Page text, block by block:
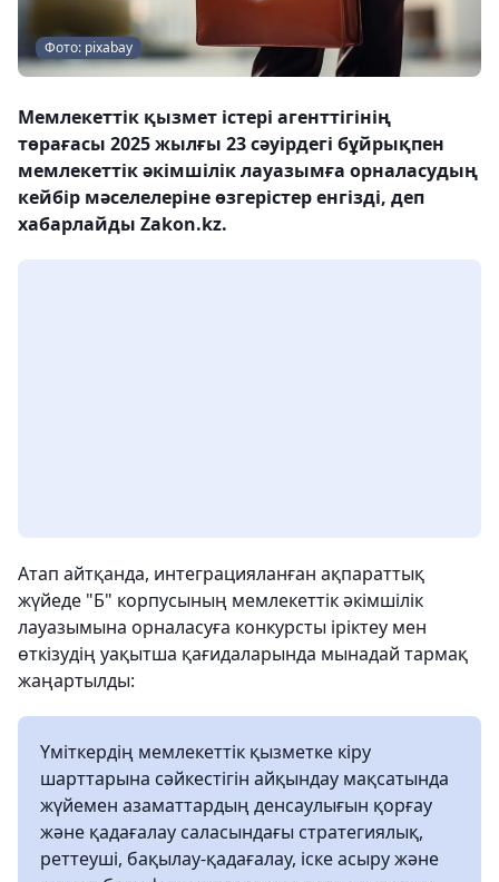
Фото: pixabay
Мемлекеттік қызмет істері агенттігінің
төрағасы 2025 жылғы 23 сәуірдегі бұйрықпен
мемлекеттік әкімшілік лауазымға орналасудың
кейбір мәселелеріне өзгерістер енгізді, деп
хабарлайды Zakon.kz.
Атап айтқанда, интеграцияланған ақпараттық
жүйеде "Б" корпусының мемлекеттік әкімшілік
лауазымына орналасуға конкурсты іріктеу мен
өткізудің уақытша қағидаларында мынадай тармақ
жаңартылды:
Үміткердің мемлекеттік қызметке кіру
шарттарына сәйкестігін айқындау мақсатында
жүйемен азаматтардың денсаулығын қорғау
және қадағалау саласындағы стратегиялық,
реттеуші, бақылау-қадағалау, іске асыру және